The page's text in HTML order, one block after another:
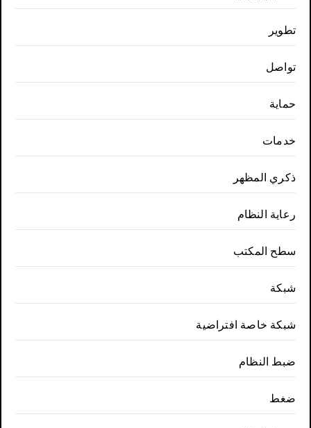
تطوير
تواصل
حماية
خدمات
ذكري المظهر
رعاية النظام
سطح المكتب
شبكة
شبكة خاصة افتراضية
ضبط النظام
ضغط